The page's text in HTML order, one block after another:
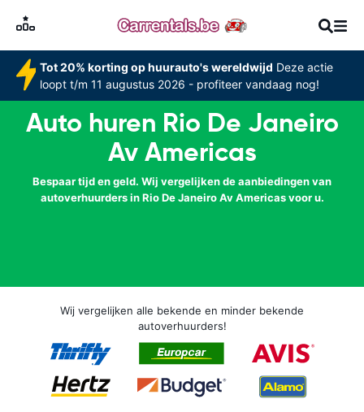
Tot 20% korting op huurauto's wereldwijd Deze actie
loopt t/m 11 augustus 2026 - profiteer vandaag nog!
Auto huren Rio De Janeiro
Av Americas
Bespaar tijd en geld. Wij vergelijken de aanbiedingen van
autoverhuurders in Rio De Janeiro Av Americas voor u.
Wij vergelijken alle bekende en minder bekende
autoverhuurders!